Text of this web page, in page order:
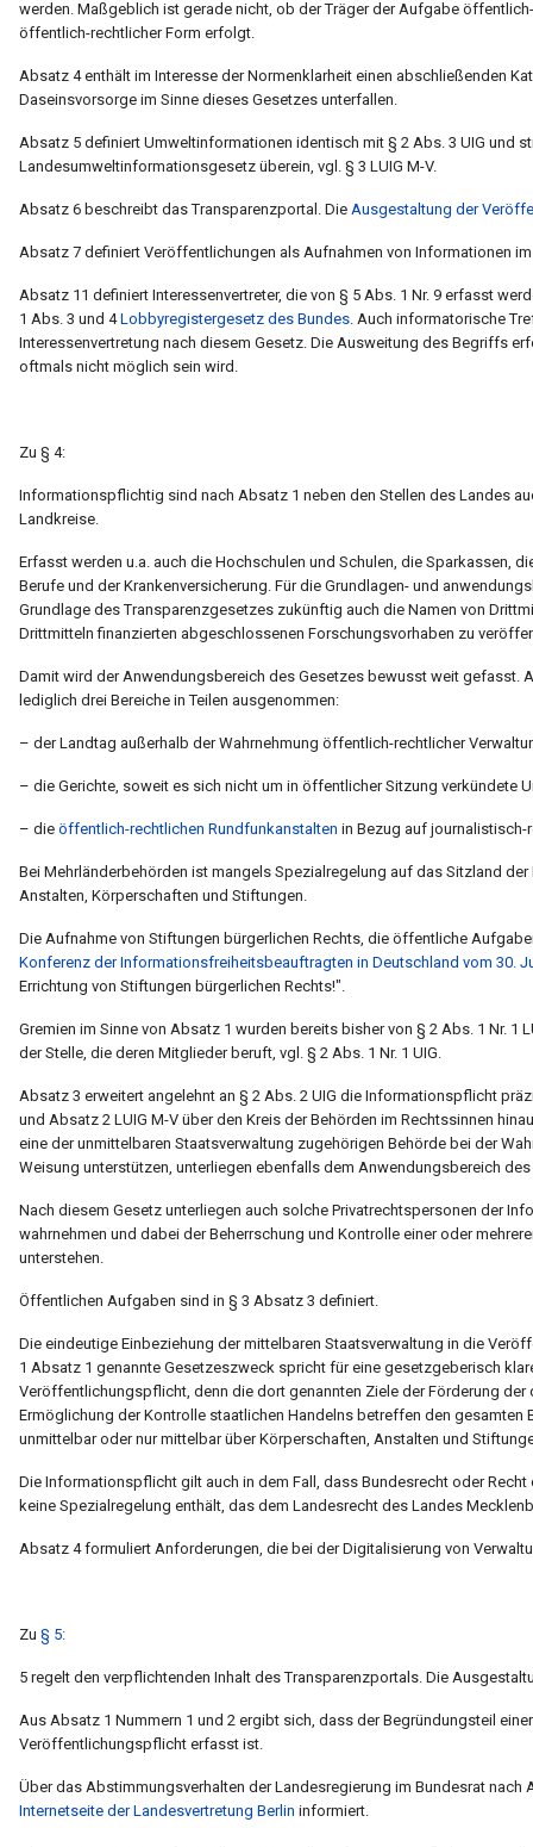
werden. Maßgeblich ist gerade nicht, ob der Träger der Aufgabe
öffentlich-rechtlicher Form erfolgt.
Absatz 4 enthält im Interesse der Normenklarheit einen abschließenden
Daseinsvorsorge im Sinne dieses Gesetzes unterfallen.
Absatz 5 definiert Umweltinformationen identisch mit § 2 Abs. 3 UIG und
Landesumweltinformationsgesetz überein, vgl. § 3 LUIG M-V.
Absatz 6 beschreibt das Transparenzportal. Die Ausgestaltung der
Absatz 7 definiert Veröffentlichungen als Aufnahmen von Informationen
Absatz 11 definiert Interessenvertreter, die von § 5 Abs. 1 Nr. 9 erfasst
1 Abs. 3 und 4Lobbyregistergesetz des Bundes. Auch informatorische
Interessenvertretung nach diesem Gesetz. Die Ausweitung des Begriffs
oftmals nicht möglich sein wird.
Zu § 4:
Informationspflichtig sind nach Absatz 1 neben den Stellen des Landes
Landkreise.
Erfasst werden u.a. auch die Hochschulen und Schulen, die Sparkassen,
Berufe und der Krankenversicherung. Für die Grundlagen- und
Grundlage des Transparenzgesetzes zukünftig auch die Namen von
Drittmitteln finanzierten abgeschlossenen Forschungsvorhaben zu
Damit wird der Anwendungsbereich des Gesetzes bewusst weit gefasst.
lediglich drei Bereiche in Teilen ausgenommen:
– der Landtag außerhalb der Wahrnehmung öffentlich-rechtlicher
– die Gerichte, soweit es sich nicht um in öffentlicher Sitzung verkündete
– die öffentlich-rechtlichen Rundfunkanstalten in Bezug auf journalistisch-
Bei Mehrländerbehörden ist mangels Spezialregelung auf das Sitzland
Anstalten, Körperschaften und Stiftungen.
Die Aufnahme von Stiftungen bürgerlichen Rechts, die öffentliche
Konferenz der Informationsfreiheitsbeauftragten in Deutschland vom 30.
Errichtung von Stiftungen bürgerlichen Rechts!".
Gremien im Sinne von Absatz 1 wurden bereits bisher von § 2 Abs. 1 Nr. 1
der Stelle, die deren Mitglieder beruft, vgl. § 2 Abs. 1 Nr. 1 UIG.
Absatz 3 erweitert angelehnt an § 2 Abs. 2 UIG die Informationspflicht
und Absatz 2 LUIG M-V über den Kreis der Behörden im Rechtssinnen
eine der unmittelbaren Staatsverwaltung zugehörigen Behörde bei der
Weisung unterstützen, unterliegen ebenfalls dem Anwendungsbereich
Nach diesem Gesetz unterliegen auch solche Privatrechtspersonen der
wahrnehmen und dabei der Beherrschung und Kontrolle einer oder
unterstehen.
Öffentlichen Aufgaben sind in § 3 Absatz 3 definiert.
Die eindeutige Einbeziehung der mittelbaren Staatsverwaltung in die
1 Absatz 1 genannte Gesetzeszweck spricht für eine gesetzgeberisch
Veröffentlichungspflicht, denn die dort genannten Ziele der Förderung
Ermöglichung der Kontrolle staatlichen Handelns betreffen den
unmittelbar oder nur mittelbar über Körperschaften, Anstalten und
Die Informationspflicht gilt auch in dem Fall, dass Bundesrecht oder
keine Spezialregelung enthält, das dem Landesrecht des Landes
Absatz 4 formuliert Anforderungen, die bei der Digitalisierung von
Zu § 5:
5 regelt den verpflichtenden Inhalt des Transparenzportals. Die
Aus Absatz 1 Nummern 1 und 2 ergibt sich, dass der Begründungsteil
Veröffentlichungspflicht erfasst ist.
Über das Abstimmungsverhalten der Landesregierung im Bundesrat
Internetseite der Landesvertretung Berlin informiert.